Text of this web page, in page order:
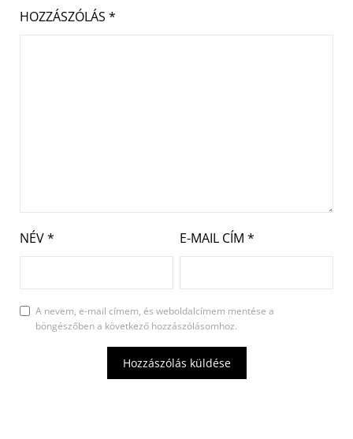
HOZZÁSZÓLÁS *
NÉV* E-MAIL CÍM *
A nevem, e-mail címem, és weboldalcímem mentése a
böngészőben a következő hozzászólásomhoz.